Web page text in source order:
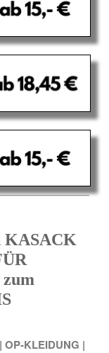
KASACK
| OP-KLEIDUNG |